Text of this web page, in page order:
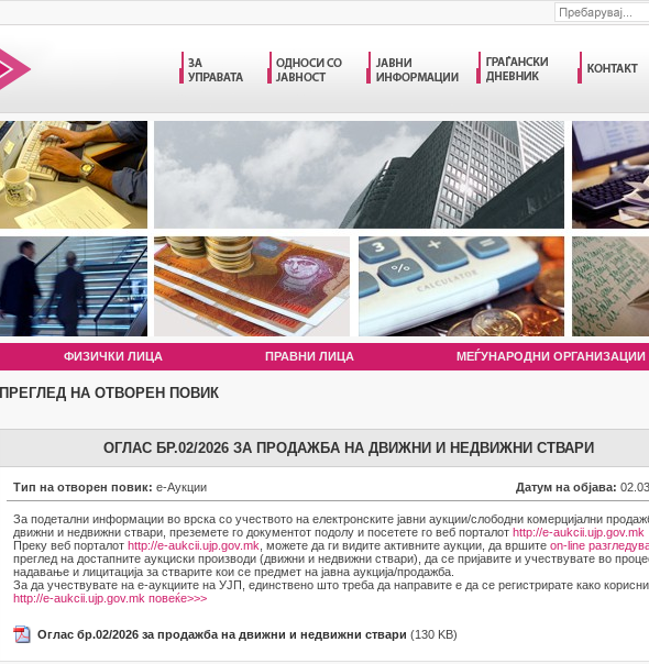
ФИЗИЧКИ ЛИЦА ПРАВНИ ЛИЦА МЕЃУНАРОДНИ ОРГАНИЗАЦИИ
ПРЕГЛЕД НА ОТВОРЕН ПОВИК
ОГЛАС БР.02/2026 ЗА ПРОДАЖБА НА ДВИЖНИ И НЕДВИЖНИ СТВАРИ
Тип на отворен повик: е-Аукции Датум на објава:
За подетални информации во врска со учеството на електронските јавни аукции/слободни комерцијални
движни и недвижни ствари, преземете го документот подолу и посетете го веб порталот http://e-aukcii.ujp.gov.mk
Преку веб порталот http://e-aukcii.ujp.gov.mk , можете да ги видите активните аукции, да вршите on-line
преглед на достапните аукциски производи (движни и недвижни ствари), да се пријавите и учествувате во
надавање и лицитација за стварите кои се предмет на јавна аукција/продажба.
За да учествувате на е-аукциите на УЈП, единствено што треба да направите е да се регистрирате како
http://e-aukcii.ujp.gov.mk повеќе>>>
Оглас бр.02/2026 за продажба на движни и недвижни ствари (130 KB)